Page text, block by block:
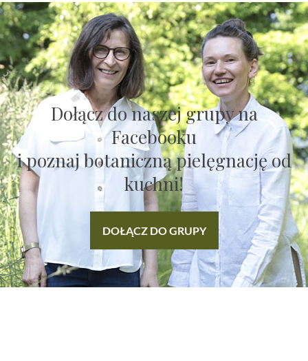
Dołącz do naszej grupy na
Facebooku
i poznaj botaniczną pielęgnację od
kuchni!
DOŁĄCZ DO GRUPY